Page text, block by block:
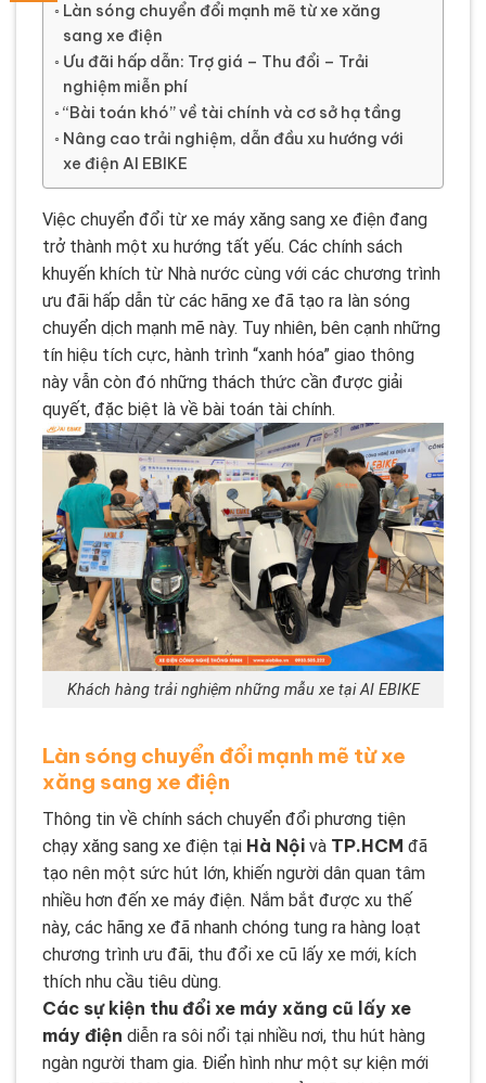
Làn sóng chuyển đổi mạnh mẽ từ xe xăng
sang xe điện
Ưu đãi hấp dẫn: Trợ giá – Thu đổi – Trải
nghiệm miễn phí
“Bài toán khó” về tài chính và cơ sở hạ tầng
Nâng cao trải nghiệm, dẫn đầu xu hướng với
xe điện AI EBIKE
Việc chuyển đổi từ xe máy xăng sang xe điện đang
trở thành một xu hướng tất yếu. Các chính sách
khuyến khích từ Nhà nước cùng với các chương trình
ưu đãi hấp dẫn từ các hãng xe đã tạo ra làn sóng
chuyển dịch mạnh mẽ này. Tuy nhiên, bên cạnh những
tín hiệu tích cực, hành trình “xanh hóa” giao thông
này vẫn còn đó những thách thức cần được giải
quyết, đặc biệt là về bài toán tài chính.
Khách hàng trải nghiệm những mẫu xe tại AI EBIKE
Làn sóng chuyển đổi mạnh mẽ từ xe
xăng sang xe điện
Thông tin về chính sách chuyển đổi phương tiện
chạy xăng sang xe điện tại Hà Nội và TP.HCM đã
tạo nên một sức hút lớn, khiến người dân quan tâm
nhiều hơn đến xe máy điện. Nắm bắt được xu thế
này, các hãng xe đã nhanh chóng tung ra hàng loạt
chương trình ưu đãi, thu đổi xe cũ lấy xe mới, kích
thích nhu cầu tiêu dùng.
Các sự kiện thu đổi xe máy xăng cũ lấy xe
máy điện diễn ra sôi nổi tại nhiều nơi, thu hút hàng
ngàn người tham gia. Điển hình như một sự kiện mới